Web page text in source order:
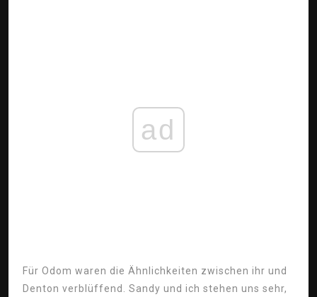
ad
Für Odom waren die Ähnlichkeiten zwischen ihr und
Denton verblüffend. Sandy und ich stehen uns sehr,